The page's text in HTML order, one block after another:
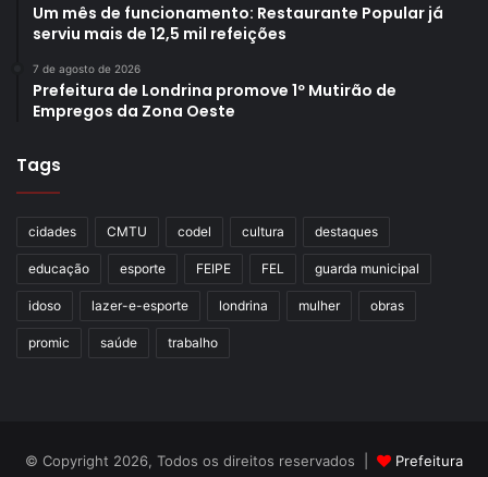
Um mês de funcionamento: Restaurante Popular já
serviu mais de 12,5 mil refeições
7 de agosto de 2026
Prefeitura de Londrina promove 1º Mutirão de
Empregos da Zona Oeste
Tags
cidades CMTU codel cultura destaques
educação esporte FEIPE FEL guarda municipal
idoso lazer-e-esporte londrina mulher obras
promic saúde trabalho
© Copyright 2026, Todos os direitos reservados | Prefeitura